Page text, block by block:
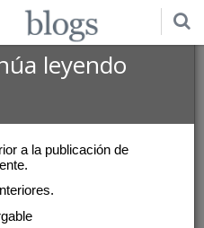
$1 USD
leyendo
a la publicación de